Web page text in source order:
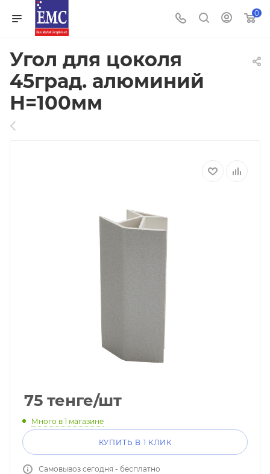
0
Угол для цоколя
45град. алюминий
Н=100мм
75 тенге/шт
Много в 1 магазине
КУПИТЬ В 1 КЛИК
Самовывоз сегодня - бесплатно